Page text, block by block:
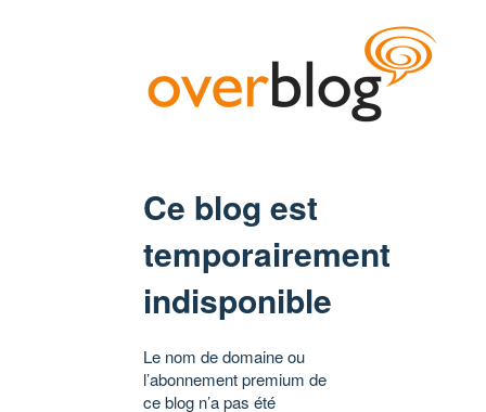
Ce blog est
temporairement
indisponible
Le nom de domaine ou
l’abonnement premium de
ce blog n’a pas été